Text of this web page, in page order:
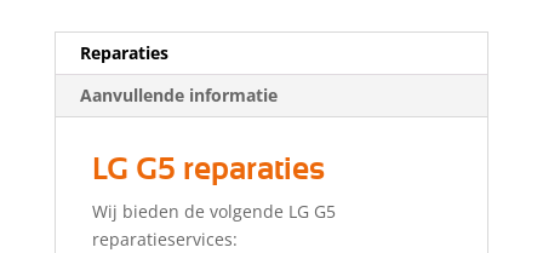
Reparaties
Aanvullende informatie
LG G5 reparaties
Wij bieden de volgende LG G5
reparatieservices: